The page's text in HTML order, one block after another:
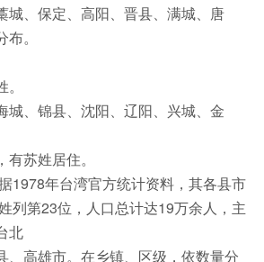
城、保定、高阳、晋县、满城、唐
。
城、锦县、沈阳、辽阳、兴城、金
苏姓居住。
1978年台湾官方统计资料，其各县市
列第23位，人口总计达19万余人，主
北
、高雄市。在乡镇、区级，依数量分